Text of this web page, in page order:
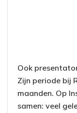
Ook
Zijn periode bij
maanden. Op
samen: veel